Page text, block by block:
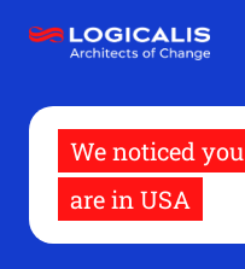
We noticed you
are in USA